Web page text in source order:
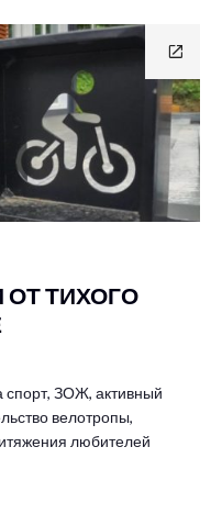
ОТ ТИХОГО
спорт, ЗОЖ, активный
велотропы,
любителей